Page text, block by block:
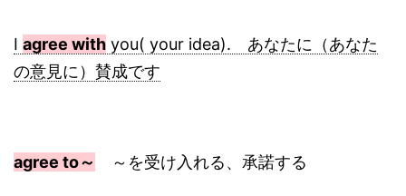
I agree with you( your idea). あなたに（あなた
の意見に）賛成です
agree to～ ～を受け入れる、承諾する